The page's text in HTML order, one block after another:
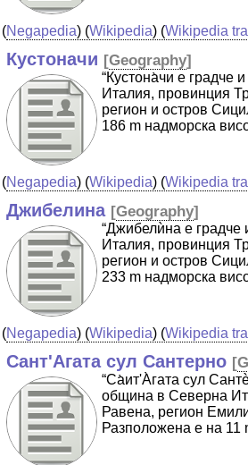
(Negapedia) (Wikipedia) (Wikipedia
Кустоначи [Geography]
“Кустона̀чи е градче
Италия, провинция
регион и остров
186 m надморска
(Negapedia) (Wikipedia) (Wikipedia
Джибелина [Geography]
“Джибелѝна е
Италия, провинция
регион и остров
233 m надморска
(Negapedia) (Wikipedia) (Wikipedia
Сант'Агата сул Сантерно [
“Cа̀ит'А̀гата сул
община в Северна
Равена, регион
Разположена е на 11